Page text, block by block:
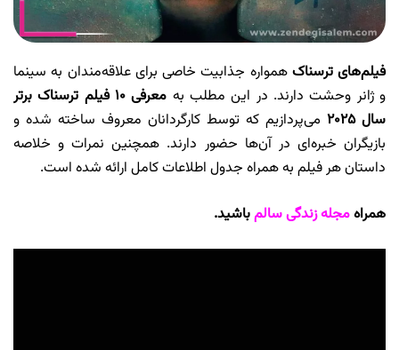
فیلم‌های ترسناک همواره جذابیت خاصی برای علاقه‌مندان به سینما
و ژانر وحشت دارند. در این مطلب به
معرفی ۱۰ فیلم ترسناک برتر
سال ۲۰۲۵
می‌پردازیم که توسط کارگردانان معروف ساخته شده و
بازیگران خبره‌ای در آن‌ها حضور دارند. همچنین نمرات و خلاصه
داستان هر فیلم به همراه جدول اطلاعات کامل ارائه شده است.
همراهمجله زندگی سالمباشید.